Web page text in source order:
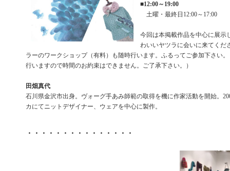
■12:00～19:00
土曜・最終日12:00～17:00
今回は本掲載作品を中心に展示
わいいヤツラに会いに来てくだ
ラーのワークショップ（有料）も随時行います。ふるってご参加下さい
行いますので時間のお約束はできません。ご了承下さい。）
田畑真代
石川県金沢市出身。ヴォーグ手あみ師範の取得を機に作家活動を開始。
カにてニットデザイナー、ウェアを中心に製作。
・・・・・・・・・・・・・・・